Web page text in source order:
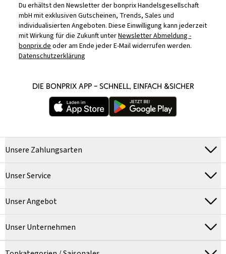
Du erhältst den Newsletter der bonprix Handelsgesellschaft
mbH mit exklusiven Gutscheinen, Trends, Sales und
individualisierten Angeboten. Diese Einwilligung kann jederzeit
mit Wirkung für die Zukunft unterNewsletter Abmeldung -
bonprix.deoder am Ende jeder E-Mail widerrufen werden.
Datenschutzerklärung
DIE BONPRIX APP – SCHNELL, EINFACH &SICHER
Unsere Zahlungsarten
Unser Service
Unser Angebot
Unser Unternehmen